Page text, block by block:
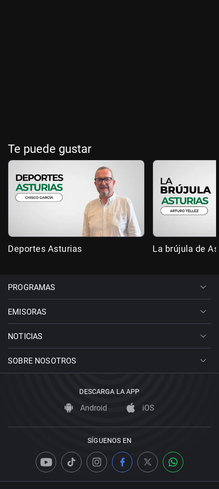
Te puede gustar
Deportes Asturias La brújula de
PROGRAMAS
EMISORAS
NOTICIAS
SOBRE NOSOTROS
DESCARGA LA APP
Android iOS
SÍGUENOS EN